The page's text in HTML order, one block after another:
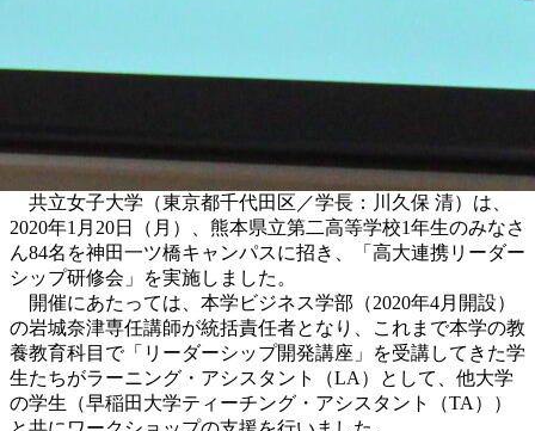
共立女子大学（東京都千代田区／学長：川久保 清）は、
2020年1月20日（月）、熊本県立第二高等学校1年生のみなさ
ん84名を神田一ツ橋キャンパスに招き、「高大連携リーダー
シップ研修会」を実施しました。
開催にあたっては、本学ビジネス学部（2020年4月開設）
の岩城奈津専任講師が統括責任者となり、これまで本学の教
養教育科目で「リーダーシップ開発講座」を受講してきた学
生たちがラーニング・アシスタント（LA）として、他大学
の学生（早稲田大学ティーチング・アシスタント（TA））